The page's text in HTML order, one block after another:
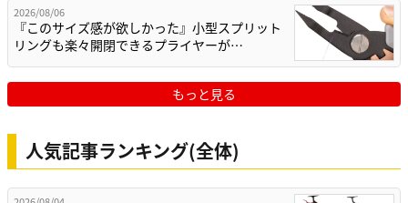
2026/08/06
『このサイズ感が欲しかった』小型スプリット
リングも楽々開閉できるプライヤーが…
もっと見る
人気記事ランキング(全体)